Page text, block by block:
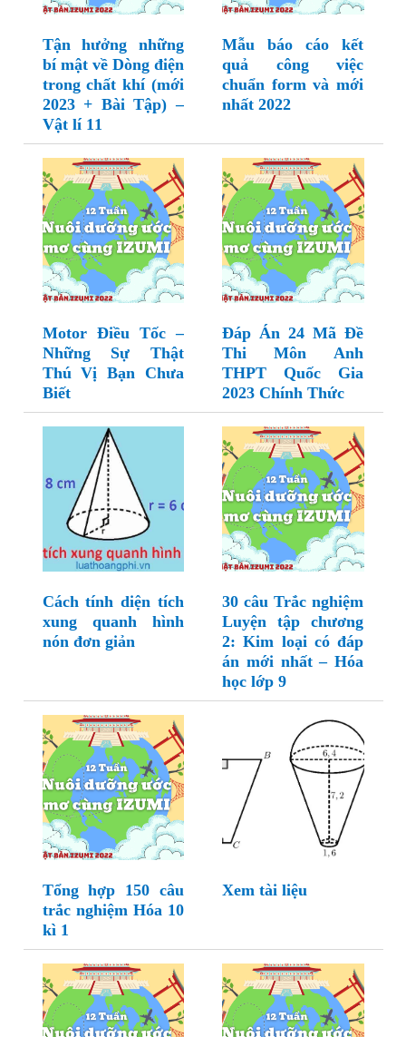
Tận hưởng những
bí mật về Dòng điện
trong chất khí (mới
2023 + Bài Tập) –
Vật lí 11
Mẫu báo cáo kết
quả công việc
chuẩn form và mới
nhất 2022
Motor Điều Tốc –
Những Sự Thật
Thú Vị Bạn Chưa
Biết
Đáp Án 24 Mã Đề
Thi Môn Anh
THPT Quốc Gia
2023 Chính Thức
Cách tính diện tích
xung quanh hình
nón đơn giản
30 câu Trắc nghiệm
Luyện tập chương
2: Kim loại có đáp
án mới nhất – Hóa
học lớp 9
Tổng hợp 150 câu
trắc nghiệm Hóa 10
kì 1
Xem tài liệu